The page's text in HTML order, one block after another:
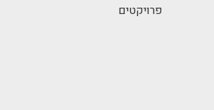
פרויקטים